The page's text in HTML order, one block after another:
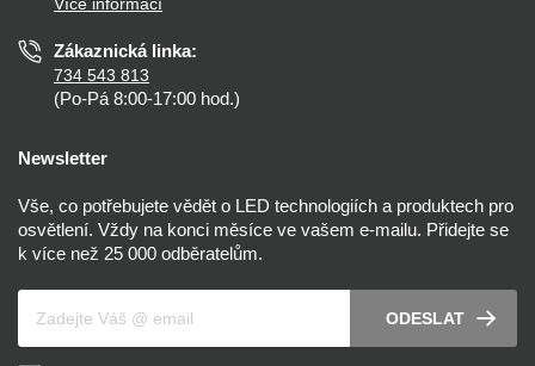
Prohlášení o přístupnosti
Více informací
Zákaznická linka:
734 543 813
(Po-Pá 8:00-17:00 hod.)
Newsletter
Vše, co potřebujete vědět o LED technologiích a produktech pro
osvětlení. Vždy na konci měsíce ve vašem e-mailu. Přidejte se
k více než 25 000 odběratelům.
ODESLAT